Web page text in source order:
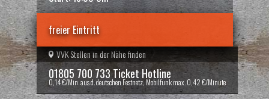
freier Eintritt
VVK Stellen in der Nähe finden
01805 700 733 Ticket Hotline
0,14 €/Min. aus d. deutschen Festnetz, Mobilfunk max. 0,42 €/Minute